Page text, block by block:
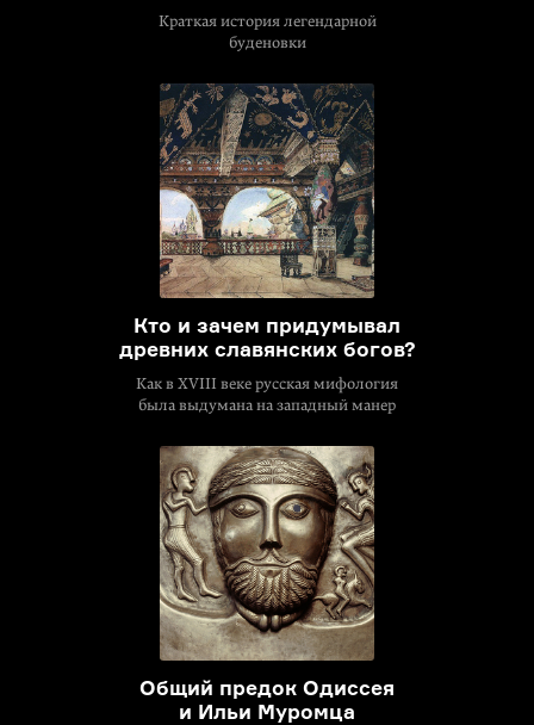
Краткая история легендарной
буденовки
Кто и зачем придумывал
древних славянских богов?
Как в XVIII веке русская мифология
была выдумана на западный манер
Общий предок Одиссея
и Ильи Муромца